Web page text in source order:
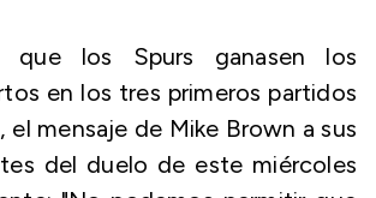
que los Spurs ganasen los
en los tres primeros partidos
el mensaje de Mike Brown a sus
del duelo de este miércoles